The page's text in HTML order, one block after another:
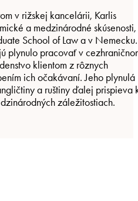
v rižskej kancelárii, Karlis
a medzinárodné skúsenosti,
School of Law a v Nemecku.
plynulo pracovať v
klientom z rôznych
ich očakávaní. Jeho plynulá
a ruštiny ďalej prispieva
záležitostiach.